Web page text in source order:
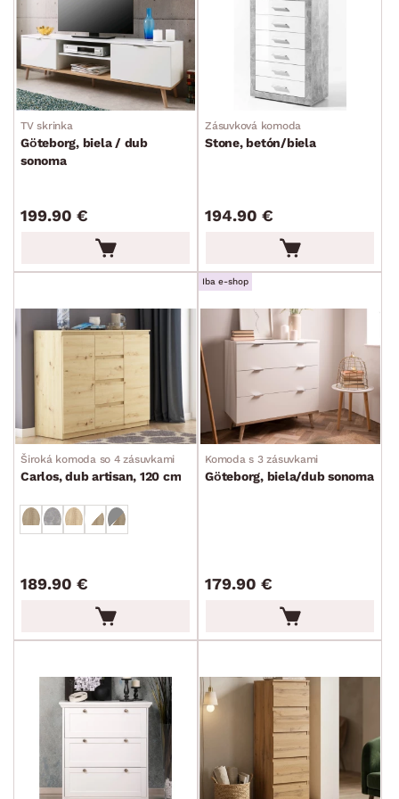
TV skrinka
Göteborg, biela / dub
sonoma
199.90 €
Zásuvková komoda
Stone, betón/biela
194.90 €
Široká komoda so 4 zásuvkami
Carlos, dub artisan, 120 cm
189.90 €
Iba e-shop
Komoda s 3 zásuvkami
Göteborg, biela/dub sonoma
179.90 €